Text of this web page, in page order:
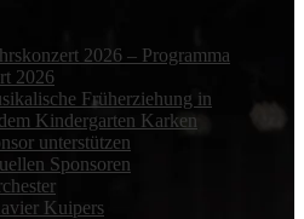
2026 – Programma
2026
Früherziehung in
Kindergarten Karken
unterstützen
Sponsoren
Kuipers